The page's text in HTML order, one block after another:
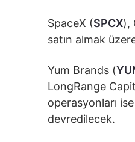
SpaceX (SPCX),
satın almak
Yum Brands (
LongRange
operasyonları
devredilecek.